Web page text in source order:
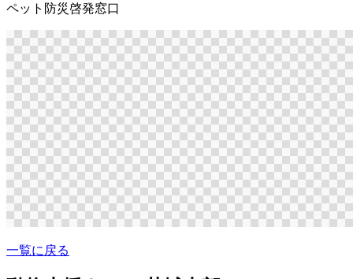
ペット防災啓発窓口
一覧に戻る